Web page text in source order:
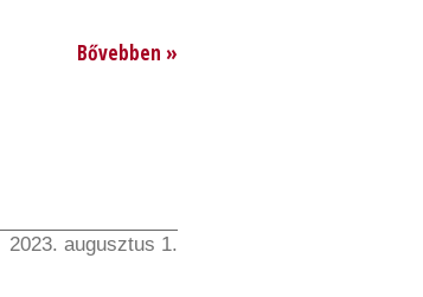
Bővebben »
2023. augusztus 1.